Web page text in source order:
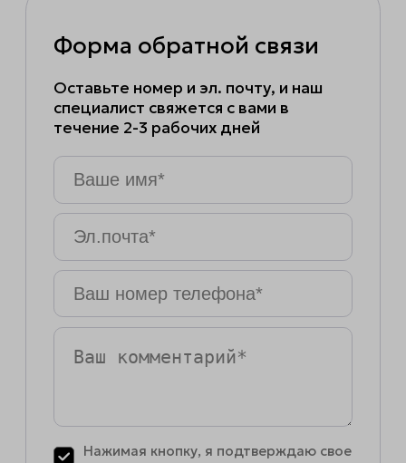
Форма обратной связи
Оставьте номер и эл. почту, и наш
специалист свяжется с вами в
течение 2-3 рабочих дней
Ваше
имя*
Эл.почта
Ваш
номер
телефона*
Ваш
комментарий
Нажимая кнопку, я подтверждаю свое